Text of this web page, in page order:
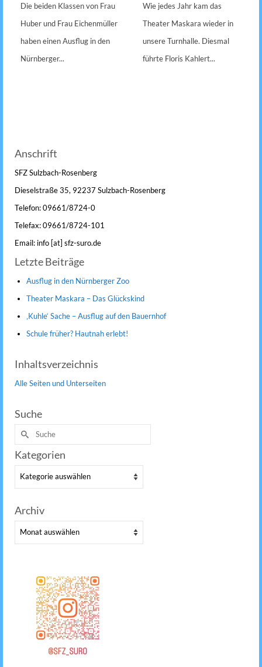
Die beiden Klassen von Frau
Huber und Frau Eichenmüller
haben einen Ausflug in den
Nürnberger...
Wie jedes Jahr kam das
Theater Maskara wieder in
unsere Turnhalle. Diesmal
führte Floris Kahlert...
Anschrift
SFZ Sulzbach-Rosenberg
Dieselstraße 35, 92237 Sulzbach-Rosenberg
Telefon: 09661/8724-0
Telefax: 09661/8724-101
Email: info [at] sfz-suro.de
Letzte Beiträge
Ausflug in den Nürnberger Zoo
Theater Maskara – Das Glückskind
‚Kuhle‘ Sache – Ausflug auf den Bauernhof
Schule früher? Hautnah erlebt!
Inhaltsverzeichnis
Alle Seiten und Unterseiten
Suche
Suche
nach:
Kategorien
Kategorien
Archiv
Archiv